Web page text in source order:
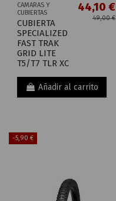
CAMARAS Y
CUBIERTAS
CUBIERTA
SPECIALIZED
FAST TRAK
GRID LITE
T5/T7 TLR XC
44,10 €
49,00 €
Añadir al carrito
-5,90 €